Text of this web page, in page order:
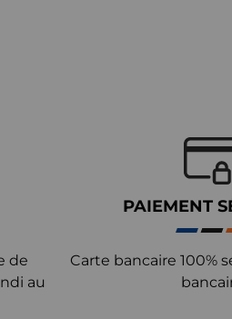
de
au
PAIEMENT
Carte bancaire 100%